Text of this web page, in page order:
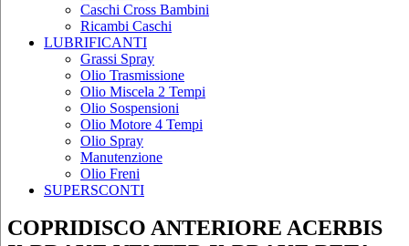
Caschi Cross Bambini
Ricambi Caschi
LUBRIFICANTI
Grassi Spray
Olio Trasmissione
Olio Miscela 2 Tempi
Olio Sospensioni
Olio Motore 4 Tempi
Olio Spray
Manutenzione
Olio Freni
SUPERSCONTI
COPRIDISCO ANTERIORE ACERBIS